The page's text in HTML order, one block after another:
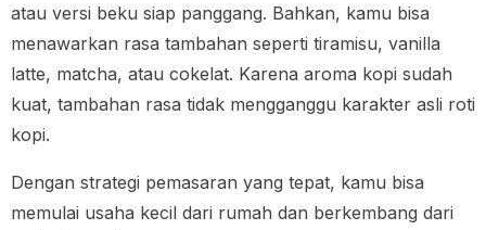
atau versi beku siap panggang. Bahkan, kamu bisa
menawarkan rasa tambahan seperti tiramisu, vanilla
latte, matcha, atau cokelat. Karena aroma kopi sudah
kuat, tambahan rasa tidak mengganggu karakter asli roti
kopi.
Dengan strategi pemasaran yang tepat, kamu bisa
memulai usaha kecil dari rumah dan berkembang dari